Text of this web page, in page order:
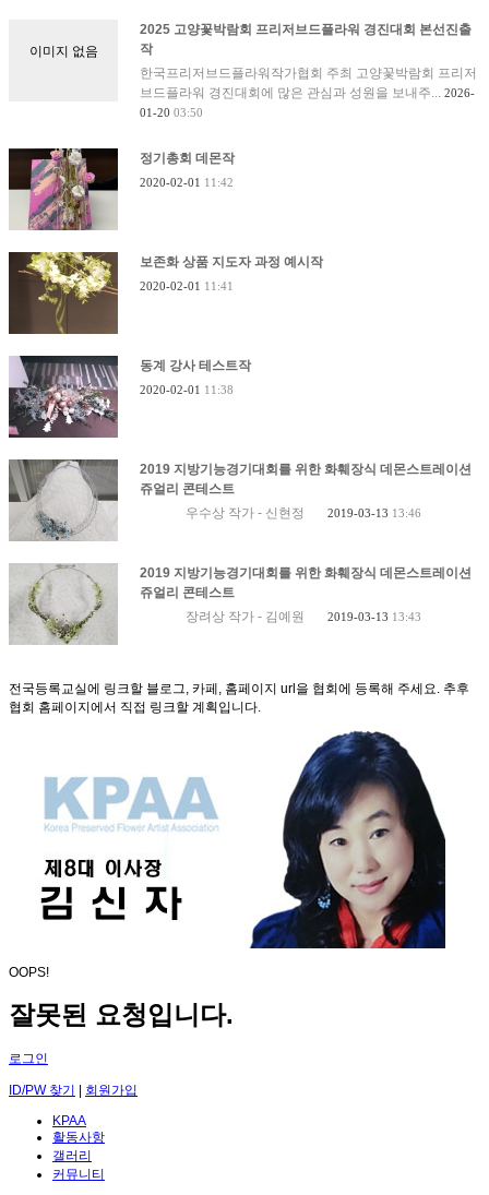
이미지 없음
2025 고양꽃박람회 프리저브드플라워 경진대회 본선진출
작
한국프리저브드플라워작가협회 주최 고양꽃박람회 프리저
브드플라워 경진대회에 많은 관심과 성원을 보내주... 2026-
01-20 03:50
정기총회 데몬작
2020-02-01 11:42
보존화 상품 지도자 과정 예시작
2020-02-01 11:41
동계 강사 테스트작
2020-02-01 11:38
2019 지방기능경기대회를 위한 화훼장식 데몬스트레이션
쥬얼리 콘테스트
우수상 작가 - 신현정 2019-03-13 13:46
2019 지방기능경기대회를 위한 화훼장식 데몬스트레이션
쥬얼리 콘테스트
장려상 작가 - 김예원 2019-03-13 13:43
전국등록교실에 링크할 블로그, 카페, 홈페이지 url을 협회에 등록해 주세요. 추후
협회 홈페이지에서 직접 링크할 계획입니다.
OOPS!
잘못된 요청입니다.
로그인
ID/PW 찾기 | 회원가입
KPAA
활동사항
갤러리
커뮤니티